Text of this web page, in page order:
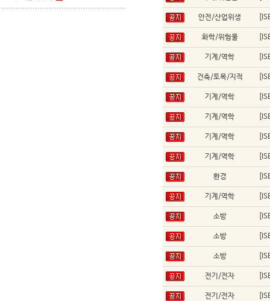
안전/산업위생
화학/위험물
기계/역학
건축/토목/지적
기계/역학
기계/역학
기계/역학
기계/역학
환경
기계/역학
소방
소방
소방
전기/전자
전기/전자